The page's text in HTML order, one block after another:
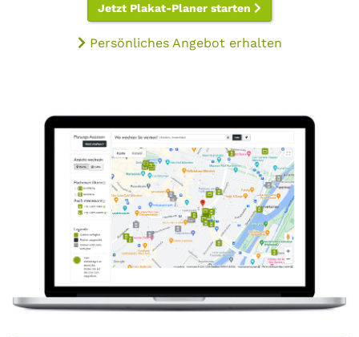
Jetzt Plakat-Planer starten
Persönliches Angebot erhalten